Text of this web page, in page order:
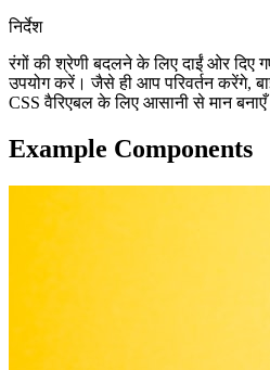
निर्देश
रंगों की श्रेणी बदलने के लिए दाईं ओर
उपयोग करें। जैसे ही आप परिवर्तन करेंगे,
CSS वैरिएबल के लिए आसानी से मान
Example Components